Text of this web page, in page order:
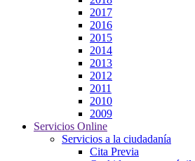
2017
2016
2015
2014
2013
2012
2011
2010
2009
Servicios Online
Servicios a la ciudadanía
Cita Previa